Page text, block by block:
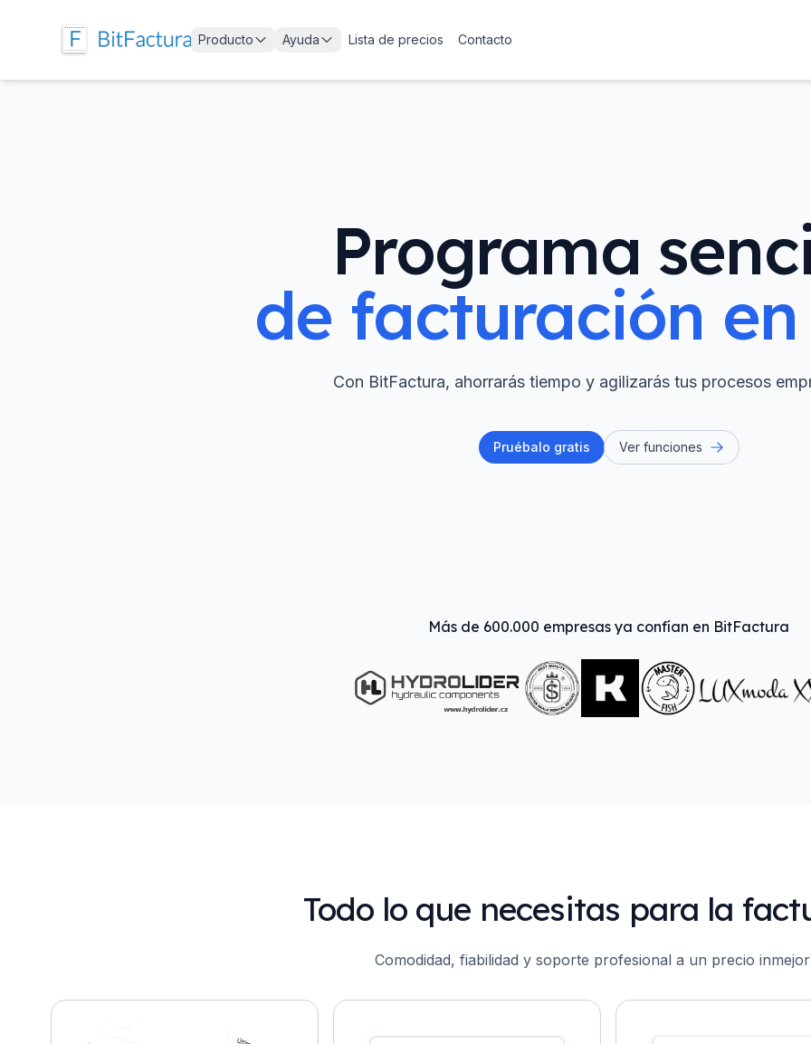
Producto Ayuda Lista de precios Contacto
Programa
de facturación
Con BitFactura, ahorrarás tiempo y agilizarás tus procesos
Pruébalo gratis Ver funciones
Más de 600.000 empresas ya confían en BitFactura
Todo lo que necesitas para la
Comodidad, fiabilidad y soporte profesional a un precio